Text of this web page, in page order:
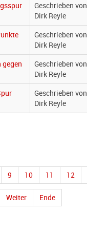
Geschrieben von
Dirk Reyle
Geschrieben von
Dirk Reyle
gegen
Geschrieben von
Dirk Reyle
Geschrieben von
Dirk Reyle
9 10 11 12
Weiter Ende